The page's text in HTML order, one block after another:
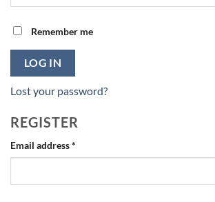
Remember me
LOG IN
Lost your password?
REGISTER
Email address*